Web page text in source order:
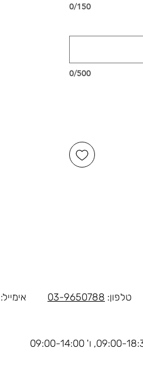
0/150
0/500
אימייל: טלפון: 03-9650788